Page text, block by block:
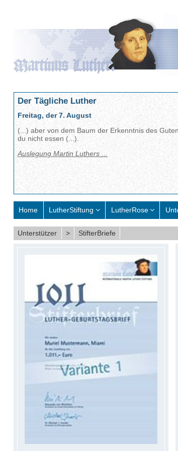
Der Tägliche Luther
Freitag, der 7. August
(...) aber von dem Baum der Erkenntnis des
du nicht essen (...).
Auslegung Martin Luthers ...
Home LutherStiftung LutherRose
Unterstützer > StifterBriefe